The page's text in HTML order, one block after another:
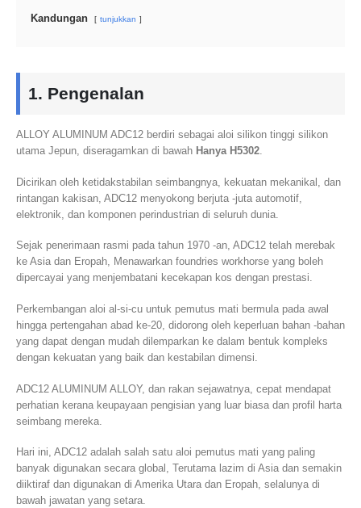
Kandungan tunjukkan
1. Pengenalan
ALLOY ALUMINUM ADC12 berdiri sebagai aloi silikon tinggi silikon
utama Jepun, diseragamkan di bawah Hanya H5302.
Dicirikan oleh ketidakstabilan seimbangnya, kekuatan mekanikal, dan
rintangan kakisan, ADC12 menyokong berjuta -juta automotif,
elektronik, dan komponen perindustrian di seluruh dunia.
Sejak penerimaan rasmi pada tahun 1970 -an, ADC12 telah merebak
ke Asia dan Eropah, Menawarkan foundries workhorse yang boleh
dipercayai yang menjembatani kecekapan kos dengan prestasi.
Perkembangan aloi al-si-cu untuk pemutus mati bermula pada awal
hingga pertengahan abad ke-20, didorong oleh keperluan bahan -bahan
yang dapat dengan mudah dilemparkan ke dalam bentuk kompleks
dengan kekuatan yang baik dan kestabilan dimensi.
ADC12 ALUMINUM ALLOY, dan rakan sejawatnya, cepat mendapat
perhatian kerana keupayaan pengisian yang luar biasa dan profil harta
seimbang mereka.
Hari ini, ADC12 adalah salah satu aloi pemutus mati yang paling
banyak digunakan secara global, Terutama lazim di Asia dan semakin
diiktiraf dan digunakan di Amerika Utara dan Eropah, selalunya di
bawah jawatan yang setara.